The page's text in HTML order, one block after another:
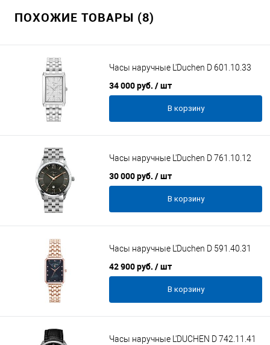
ПОХОЖИЕ ТОВАРЫ (8)
Часы наручные L'Duchen D 601.10.33
34 000 руб. / шт
В корзину
Часы наручные L'Duchen D 761.10.12
30 000 руб. / шт
В корзину
Часы наручные L'Duchen D 591.40.31
42 900 руб. / шт
В корзину
Часы наручные L'DUCHEN D 742.11.41